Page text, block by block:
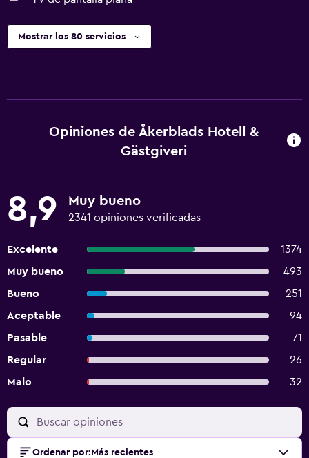
Mostrar los 80 servicios
Opiniones de Åkerblads Hotell &
Gästgiveri
8,9 Muy bueno
2341 opiniones verificadas
Excelente
1374
Muy bueno
493
Bueno
251
Aceptable
94
Pasable
71
Regular
26
Malo
32
Ordenar por: Más recientes